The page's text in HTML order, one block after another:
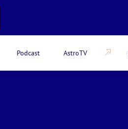
Podcast AstroTV